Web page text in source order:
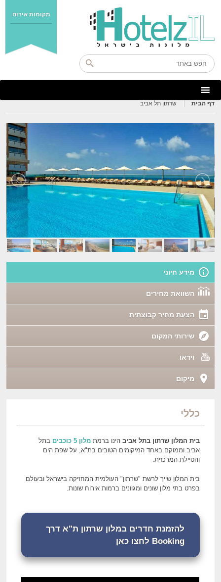
מקומות אירוח
דף הבית שרתון תל אביב
מידע חיוני
השוואת מחירים
הצעת מחיר קבוצתית
שירותי המקום
וידאו
מיקום
כללי
בית המלון שרתון בתל אביב הינו ברמתמלון 5 כוכבים
בתל
אביב וממוקם באחד המיקומים הטובים בת"א, על שפת הים
והטיילת המרכזית.
בית המלון שייך לרשת "שרתון" העולמית המחזיקה בישראל ובעולם
בפרט בתי מלון שונים ומגוונים ברמות אירוח שונות.
להזמנת חדרים במלון שרתון ת"א דרך
Booking לחצו כאן